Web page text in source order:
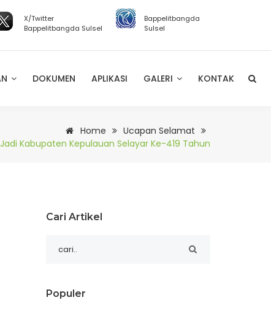
X/Twitter
Bappelitbangda Sulsel
Bappelitbangda
Sulsel
DOKUMEN APLIKASI GALERI KONTAK
Home
Ucapan Selamat
Kabupaten Kepulauan Selayar Ke-419 Tahun
Cari Artikel
Populer